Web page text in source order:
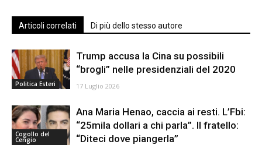
Articoli correlati Di più dello stesso autore
Politica Esteri
Trump accusa la Cina su possibili
“brogli” nelle presidenziali del 2020
17 Luglio 2026
Cogollo del
Cengio
Ana Maria Henao, caccia ai resti. L’Fbi:
“25mila dollari a chi parla”. Il fratello:
“Diteci dove piangerla”